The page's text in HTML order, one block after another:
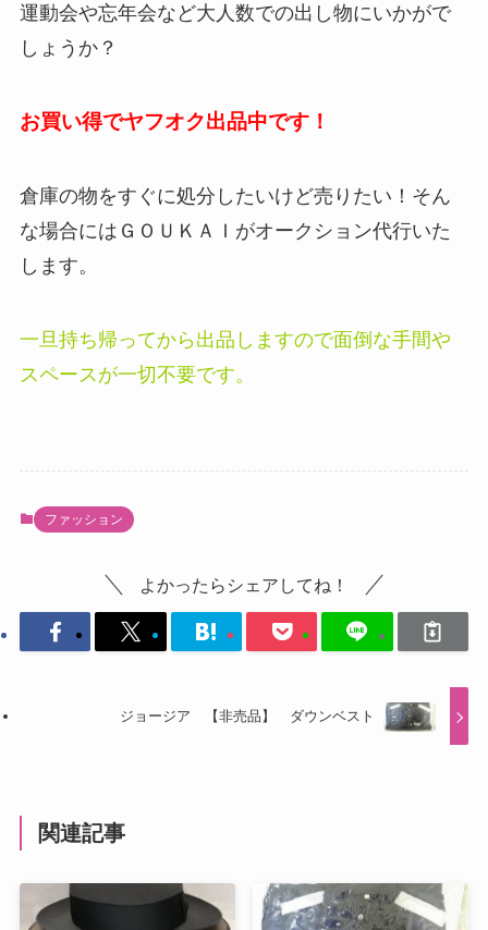
運動会や忘年会など大人数での出し物にいかがで
しょうか？
お買い得でヤフオク出品中です！
倉庫の物をすぐに処分したいけど売りたい！そん
な場合にはＧＯＵＫＡＩがオークション代行いた
します。
一旦持ち帰ってから出品しますので面倒な手間や
スペースが一切不要です。
ファッション
よかったらシェアしてね！
ジョージア 【非売品】 ダウンベスト
関連記事